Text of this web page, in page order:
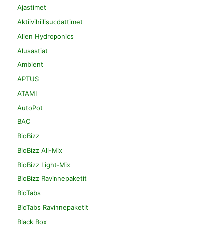
Ajastimet
Aktiivihiilisuodattimet
Alien Hydroponics
Alusastiat
Ambient
APTUS
ATAMI
AutoPot
BAC
BioBizz
BioBizz All-Mix
BioBizz Light-Mix
BioBizz Ravinnepaketit
BioTabs
BioTabs Ravinnepaketit
Black Box